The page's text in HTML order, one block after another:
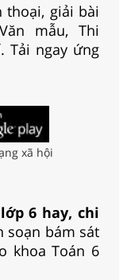
thoại, giải bài
mẫu, Thi
Tải ngay ứng
xã hội
6 hay, chi
soạn bám sát
khoa Toán 6